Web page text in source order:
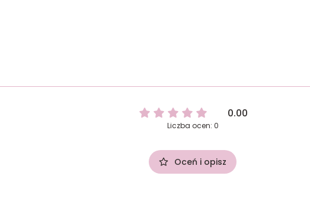
0.00
Liczba ocen: 0
Oceń i opisz